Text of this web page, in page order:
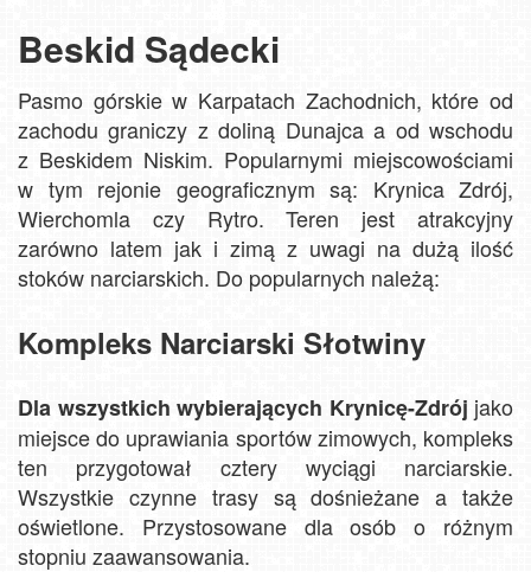
Beskid Sądecki
Pasmo górskie w Karpatach Zachodnich, które od
zachodu graniczy z doliną Dunajca a od wschodu
z Beskidem Niskim. Popularnymi miejscowościami
w tym rejonie geograficznym są: Krynica Zdrój,
Wierchomla czy Rytro. Teren jest atrakcyjny
zarówno latem jak i zimą z uwagi na dużą ilość
stoków narciarskich. Do popularnych należą:
Kompleks Narciarski Słotwiny
Dla wszystkich wybierających Krynicę-Zdrój jako
miejsce do uprawiania sportów zimowych, kompleks
ten przygotował cztery wyciągi narciarskie.
Wszystkie czynne trasy są dośnieżane a także
oświetlone. Przystosowane dla osób o różnym
stopniu zaawansowania.